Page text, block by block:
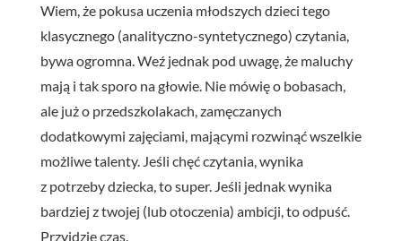
Wiem, że pokusa uczenia młodszych dzieci tego
klasycznego (analityczno-syntetycznego) czytania,
bywa ogromna. Weź jednak pod uwagę, że maluchy
mają i tak sporo na głowie. Nie mówię o bobasach,
ale już o przedszkolakach, zamęczanych
dodatkowymi zajęciami, mającymi rozwinąć wszelkie
możliwe talenty. Jeśli chęć czytania, wynika
z potrzeby dziecka, to super. Jeśli jednak wynika
bardziej z twojej (lub otoczenia) ambicji, to odpuść.
Przyjdzie czas.